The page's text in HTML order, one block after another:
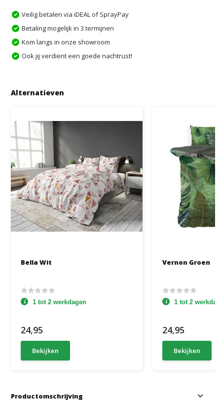
Veilig betalen via iDEAL of SprayPay
Betaling mogelijk in 3 termijnen
Kom langs in onze showroom
Ook jij verdient een goede nachtrust!
Alternatieven
Bella Wit
1 tot 2 werkdagen
24,95
Bekijken
Vernon Groen
1 tot 2
24,95
Bekijken
Productomschrijving